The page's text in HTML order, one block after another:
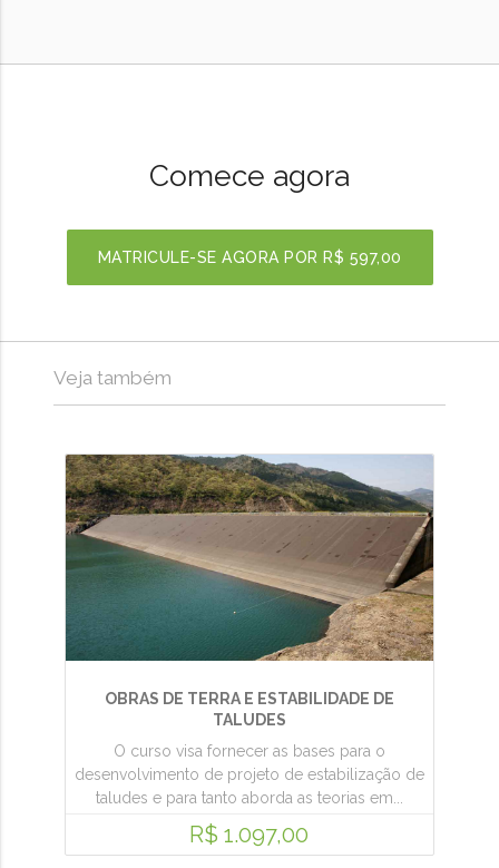
Comece agora
MATRICULE-SE AGORA POR R$ 597,00
Veja também
OBRAS DE TERRA E ESTABILIDADE DE
TALUDES
O curso visa fornecer as bases para o
desenvolvimento de projeto de estabilização de
taludes e para tanto aborda as teorias em...
R$ 1.097,00